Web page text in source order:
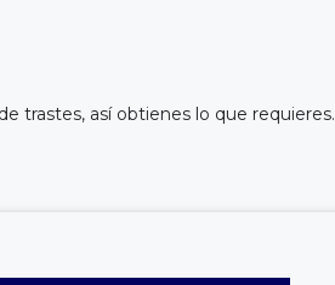
trastes, así obtienes lo que requieres.